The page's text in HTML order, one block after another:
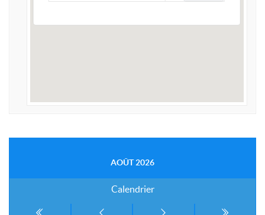
AOÛT 2026
Calendrier